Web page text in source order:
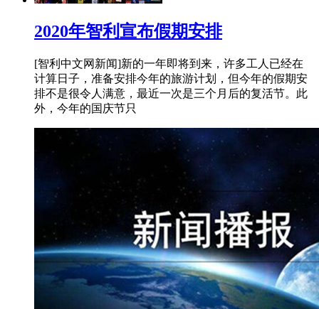
2020年智利宣布假期安排
[智利中文网新闻]新的一年即将到来，许多工人已经在
计算日子，准备安排今年的旅游计划，但今年的假期安
排不是很令人满意，最近一次是三个月后的复活节。此
外，今年的国庆节只